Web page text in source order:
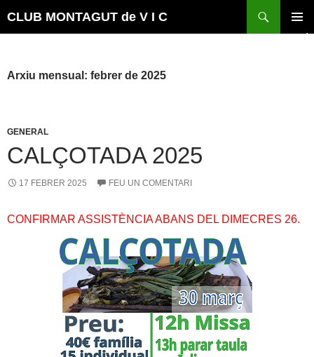
CLUB MONTAGUT de V I C
Arxiu mensual: febrer de 2025
GENERAL
CALÇOTADA 2025
17 FEBRER 2025 FEU UN COMENTARI
CONFIRMAR ASSISTÈNCIA ABANS DEL DIMECRES 26.